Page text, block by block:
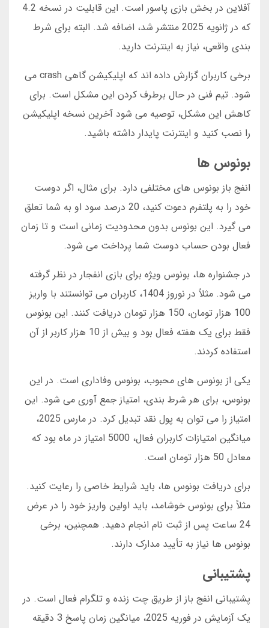
آفلاین در بخش بازی پاسور است. این قابلیت در نسخه 4.2
که در ژانویه 2025 منتشر شد، اضافه شد. البته برای شرط
بندی واقعی، نیاز به اینترنت دارید.
برخی کاربران گزارش داده اند که اپلیکیشن گاهی crash می
شود. تیم فنی در حال برطرف کردن این مشکل است. برای
کاهش این مشکل، توصیه می شود آخرین نسخه اپلیکیشن
را نصب کنید و اینترنت پایدار داشته باشید.
بونوس ها
انفج باز بونوس های مختلفی دارد. برای مثال، اگر دوست
خود را به پلتفرم دعوت کنید، 20 درصد سود او به شما تعلق
می گیرد. این بونوس بدون محدودیت زمانی است و تا زمان
فعال بودن حساب دوست شما پرداخت می شود.
در جشنواره ها، بونوس ویژه برای بازی انفجار در نظر گرفته
می شود. مثلاً در نوروز 1404، کاربران می توانستند با واریز
100 هزار تومان، 150 هزار تومان دریافت کنند. این بونوس
فقط برای یک هفته فعال بود و بیش از 10 هزار کاربر از آن
استفاده کردند.
یکی از بونوس های محبوب، بونوس وفاداری است. در این
بونوس، برای هر شرط بندی، امتیاز جمع آوری می شود. این
امتیاز را می توان به پول نقد تبدیل کرد. در مارس 2025،
میانگین امتیازات کاربران فعال، 5000 امتیاز در ماه بود که
معادل 50 هزار تومان است.
برای دریافت بونوس ها، باید شرایط خاصی را رعایت کنید.
مثلاً برای بونوس خوشامد، باید اولین واریز خود را در عرض
24 ساعت پس از ثبت نام انجام دهید. همچنین، برخی
بونوس ها نیاز به تأیید مدارک دارند.
پشتیبانی
پشتیبانی انفج باز از طریق چت زنده و تلگرام فعال است. در
یک آزمایش در فوریه 2025، میانگین زمان پاسخ 3 دقیقه